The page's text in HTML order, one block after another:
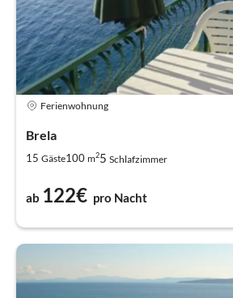
Ferienwohnung
Brela
15 Gäste100 m25 Schlafzimmer
ab 122€ pro Nacht